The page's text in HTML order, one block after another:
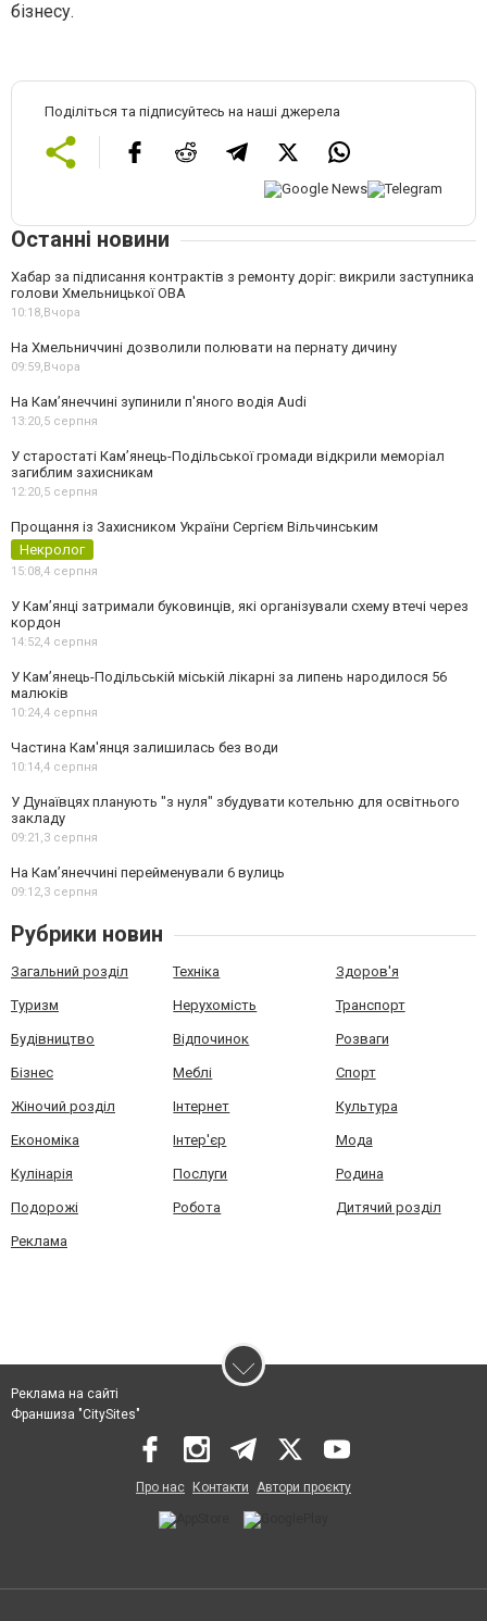
бізнесу.
Поділіться та підписуйтесь на наші джерела
Останні новини
Хабар за підписання контрактів з ремонту доріг: викрили заступника
голови Хмельницької ОВА
10:18,Вчора
На Хмельниччині дозволили полювати на пернату дичину
09:59,Вчора
На Камʼянеччині зупинили п'яного водія Audi
13:20,5 серпня
У старостаті Кам’янець-Подільської громади відкрили меморіал
загиблим захисникам
12:20,5 серпня
Прощання із Захисником України Сергієм Вільчинським
Некролог
15:08,4 серпня
У Кам’янці затримали буковинців, які організували схему втечі через
кордон
14:52,4 серпня
У Кам’янець-Подільській міській лікарні за липень народилося 56
малюків
10:24,4 серпня
Частина Кам'янця залишилась без води
10:14,4 серпня
У Дунаївцях планують "з нуля" збудувати котельню для освітнього
закладу
09:21,3 серпня
На Камʼянеччині перейменували 6 вулиць
09:12,3 серпня
Рубрики новин
Загальний розділ Техніка Здоров'я
Туризм Нерухомість Транспорт
Будівництво Відпочинок Розваги
Бізнес Меблі Спорт
Жіночий розділ Інтернет Культура
Економіка Інтер'єр Мода
Кулінарія Послуги Родина
Подорожі Робота Дитячий розділ
Реклама
Реклама на сайті
Франшиза "CitySites"
Про нас Контакти Автори проєкту